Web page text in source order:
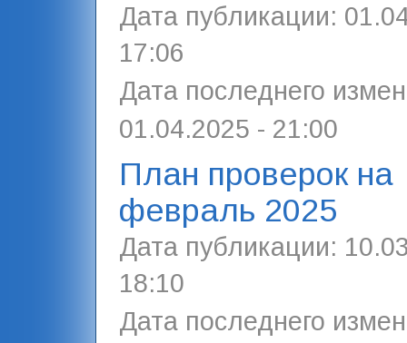
Дата публикации:
17:06
Дата последнего
01.04.2025 - 21:00
План проверок на
февраль 2025
Дата публикации:
18:10
Дата последнего